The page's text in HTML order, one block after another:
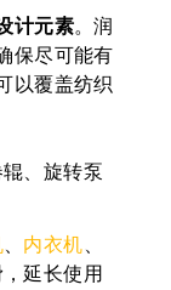
计元素。润
保尽可能有
以覆盖纺织
、旋转泵
、 内衣机、
延长使用